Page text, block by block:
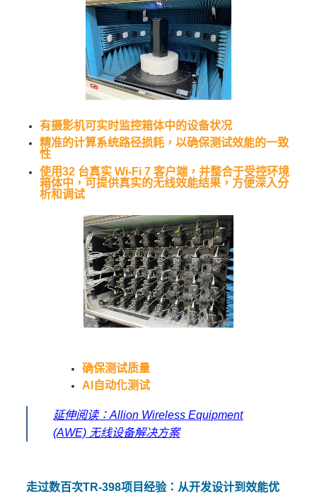
有摄影机可实时监控箱体中的设备状况
精准的计算系统路径损耗，以确保测试效能的一致
性
使用32 台真实 Wi-Fi 7 客户端，并整合于受控环境
箱体中，可提供真实的无线效能结果，方便深入分
析和调试
确保测试质量
AI自动化测试
延伸阅读：Allion Wireless Equipment
(AWE) 无线设备解决方案
走过数百次TR-398项目经验：从开发设计到效能优